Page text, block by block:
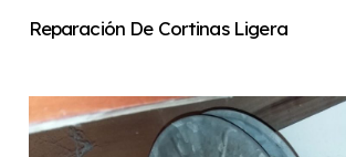
Reparación De Cortinas Ligera